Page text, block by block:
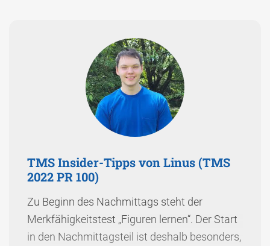
TMS Insider-Tipps von Linus (TMS
2022 PR 100)
Zu Beginn des Nachmittags steht der
Merkfähigkeitstest „Figuren lernen“. Der Start
in den Nachmittagsteil ist deshalb besonders,